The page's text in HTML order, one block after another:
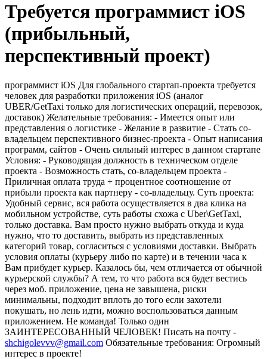
Требуется программист iOS
(прибыльный,
перспективный проект)
программист iOS Для глобального стартап-проекта требуется
человек для разработки приложения iOS (аналог
UBER/GetTaxi только для логистических операций, перевозок,
доставок) Желательные требования: - Имеется опыт или
представления о логистике - Желание в развитие - Стать со-
владельцем перспективного бизнес-проекта - Опыт написания
программ, сайтов - Очень сильный интерес в данном стартапе
Условия: - Руководящая должность в техническом отделе
проекта - Возможность стать, со-владельцем проекта -
Приличная оплата труда + процентное соотношение от
прибыли проекта как партнеру - со-владельцу. Суть проекта:
Удобный сервис, вся работа осуществляется в два клика на
мобильном устройстве, суть работы схожа с Uber\GetTaxi,
только доставка. Вам просто нужно выбрать откуда и куда
нужно, что то доставить, выбрать из представленных
категорий товар, согласиться с условиями доставки. Выбрать
условия оплаты (курьеру либо по карте) и в течении часа к
Вам прибудет курьер. Казалось бы, чем отличается от обычной
курьерской службы? А тем, то что работа вся будет вестись
через моб. приложение, цена не завышена, риски
минимальны, подходит вплоть до того если захотели
покушать, но лень идти, можно воспользоваться данным
приложением. Не команда! Только один
ЗАИНТЕРЕСОВАННЫЙ ЧЕЛОВЕК! Писать на почту -
shchigolevvv@gmail.com Обязательные требования: Огромный
интерес в проекте!